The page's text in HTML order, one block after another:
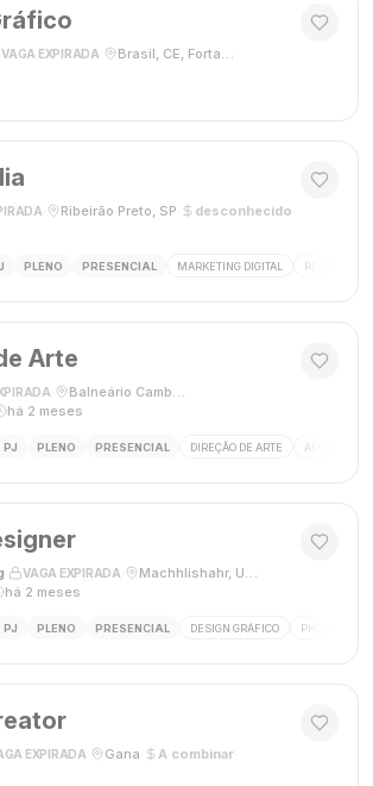
VAGA EXPIRADA Brasil, CE, Fortaleza
Ribeirão Preto, SP desconhecido
PLENO PRESENCIAL MARKETING DIGITAL REDES
Arte
Balneário Camboriú, SC, Brasil
há 2 meses
PJ PLENO PRESENCIAL DIREÇÃO DE ARTE ADOBE
VAGA EXPIRADA Machhlishahr, Uttar Pradesh, Índia
há 2 meses
PJ PLENO PRESENCIAL DESIGN GRÁFICO PHOTOSHOP
EXPIRADA Gana A combinar·